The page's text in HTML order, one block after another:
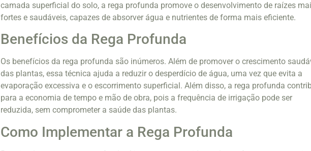
camada superficial do solo, a rega profunda promove o desenvolvimento de raízes
fortes e saudáveis, capazes de absorver água e nutrientes de forma mais eficiente.
Benefícios da Rega Profunda
Os benefícios da rega profunda são inúmeros. Além de promover o crescimento
das plantas, essa técnica ajuda a reduzir o desperdício de água, uma vez que evita a
evaporação excessiva e o escorrimento superficial. Além disso, a rega profunda
para a economia de tempo e mão de obra, pois a frequência de irrigação pode ser
reduzida, sem comprometer a saúde das plantas.
Como Implementar a Rega Profunda